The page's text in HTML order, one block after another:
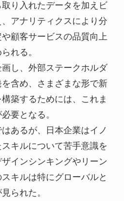
り入れたデータを加えビ
アナリティクスにより分
顧客サービスの品質向上
れる。
し、外部ステークホルダ
含め、さまざまな形で新
築するためには、これま
要となる。
あるが、日本企業はイノ
キルについて苦手意識を
インシンキングやリーン
キルは特にグローバルと
られた。